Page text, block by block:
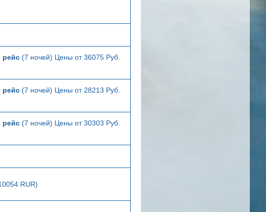
рейс (7 ночей) Цены от 36075 Руб.
рейс (7 ночей) Цены от 28213 Руб.
рейс (7 ночей) Цены от 30303 Руб.
RUR)